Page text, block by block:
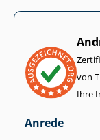
von
Ihre
Anrede